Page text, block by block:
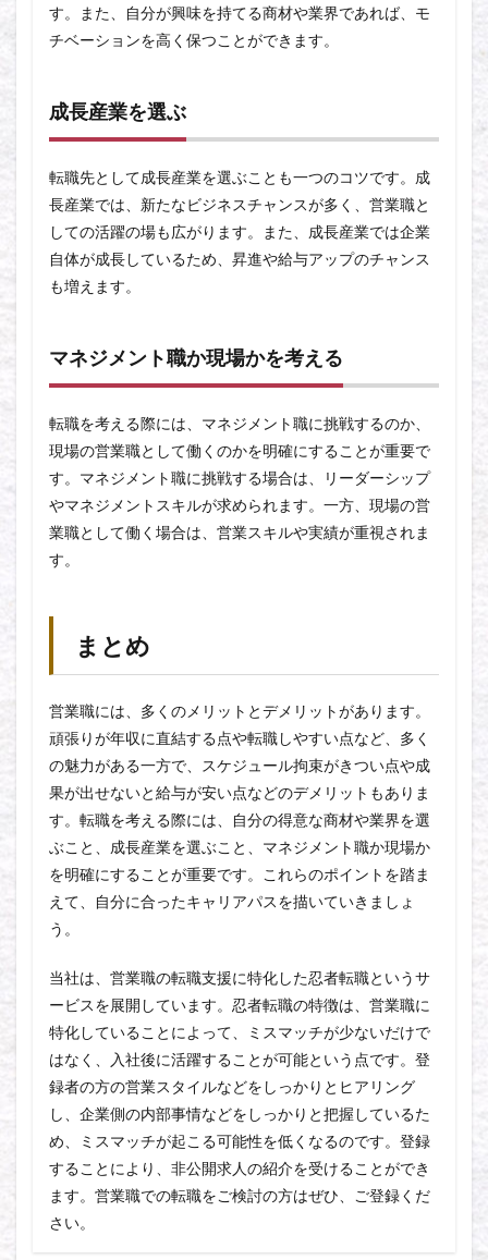
す。また、自分が興味を持てる商材や業界であれば、モ
チベーションを高く保つことができます。
成長産業を選ぶ
転職先として成長産業を選ぶことも一つのコツです。成
長産業では、新たなビジネスチャンスが多く、営業職と
しての活躍の場も広がります。また、成長産業では企業
自体が成長しているため、昇進や給与アップのチャンス
も増えます。
マネジメント職か現場かを考える
転職を考える際には、マネジメント職に挑戦するのか、
現場の営業職として働くのかを明確にすることが重要で
す。マネジメント職に挑戦する場合は、リーダーシップ
やマネジメントスキルが求められます。一方、現場の営
業職として働く場合は、営業スキルや実績が重視されま
す。
まとめ
営業職には、多くのメリットとデメリットがあります。
頑張りが年収に直結する点や転職しやすい点など、多く
の魅力がある一方で、スケジュール拘束がきつい点や成
果が出せないと給与が安い点などのデメリットもありま
す。転職を考える際には、自分の得意な商材や業界を選
ぶこと、成長産業を選ぶこと、マネジメント職か現場か
を明確にすることが重要です。これらのポイントを踏ま
えて、自分に合ったキャリアパスを描いていきましょ
う。
当社は、営業職の転職支援に特化した忍者転職というサ
ービスを展開しています。忍者転職の特徴は、営業職に
特化していることによって、ミスマッチが少ないだけで
はなく、入社後に活躍することが可能という点です。登
録者の方の営業スタイルなどをしっかりとヒアリング
し、企業側の内部事情などをしっかりと把握しているた
め、ミスマッチが起こる可能性を低くなるのです。登録
することにより、非公開求人の紹介を受けることができ
ます。営業職での転職をご検討の方はぜひ、ご登録くだ
さい。